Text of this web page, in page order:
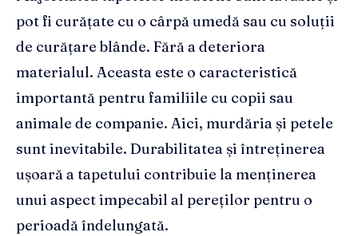
pot fi curățate cu o cârpă umedă sau cu soluții
de curățare blânde. Fără a deteriora
materialul. Aceasta este o caracteristică
importantă pentru familiile cu copii sau
animale de companie. Aici, murdăria și petele
sunt inevitabile. Durabilitatea și întreținerea
ușoară a tapetului contribuie la menținerea
unui aspect impecabil al pereților pentru o
perioadă îndelungată.